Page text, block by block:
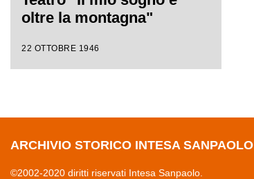
oltre la montagna"
22 OTTOBRE 1946
ARCHIVIO STORICO INTESA SANPAOLO
©2002-2020 diritti riservati Intesa Sanpaolo.